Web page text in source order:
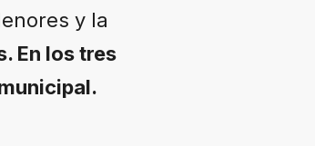
y la
En los tres